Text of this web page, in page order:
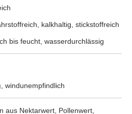
kalkhaltig, stickstoffreich
bis feucht, wasserdurchlässig
, windunempfindlich
aus Nektarwert, Pollenwert,